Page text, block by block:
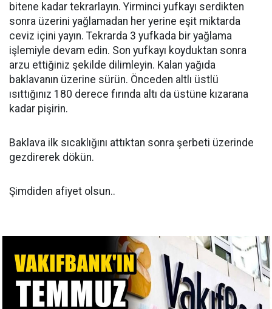
bitene kadar tekrarlayın. Yirminci yufkayı serdikten
sonra üzerini yağlamadan her yerine eşit miktarda
ceviz içini yayın. Tekrarda 3 yufkada bir yağlama
işlemiyle devam edin. Son yufkayı koyduktan sonra
arzu ettiğiniz şekilde dilimleyin. Kalan yağıda
baklavanın üzerine sürün. Önceden altlı üstlü
ısıttığınız 180 derece fırında altı da üstüne kızarana
kadar pişirin.
Baklava ilk sıcaklığını attıktan sonra şerbeti üzerinde
gezdirerek dökün.
Şimdiden afiyet olsun..